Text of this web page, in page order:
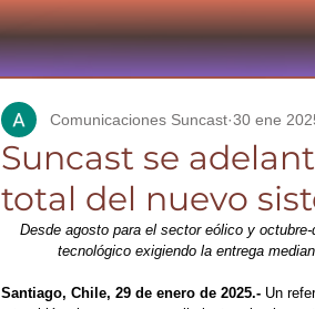
Suncast se
total del nuevo
Comunicaciones Suncast 30 ene
Desde agosto para el sector eólico y
tecnológico exigiendo la entrega
Santiago, Chile, 29 de enero de 2025.- Un